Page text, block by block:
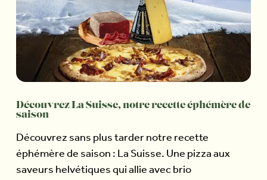
Découvrez La Suisse, notre recette éphémère de
saison
Découvrez sans plus tarder notre recette
éphémère de saison : La Suisse. Une pizza aux
saveurs helvétiques qui allie avec brio